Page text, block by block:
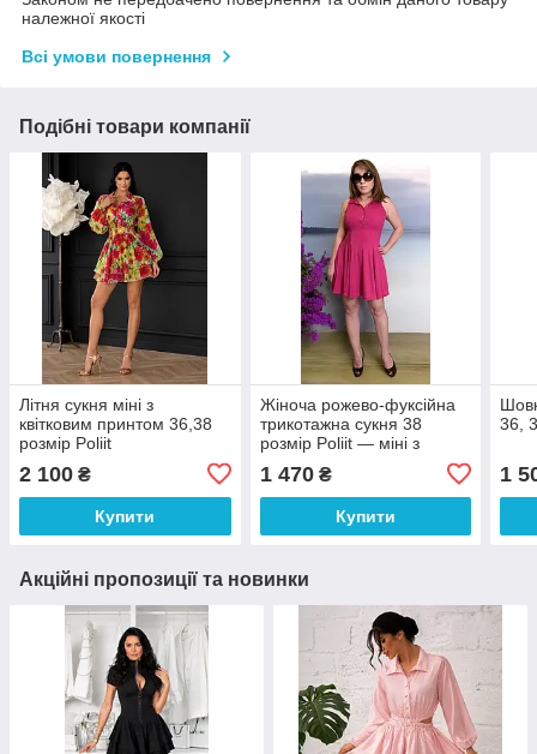
належної якості
Всі умови повернення
Подібні товари компанії
Літня сукня міні з
квітковим принтом 36,38
розмір Poliit
2 100 ₴
Купити
Жіноча рожево-фуксійна
трикотажна сукня 38
розмір Poliit — міні з
1 470₴
Купити
36,
1
Акційні пропозиції та новинки